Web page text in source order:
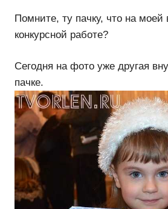
Помните, ту пачку, что на моей
конкурсной работе?
Сегодня на фото уже другая
пачке.